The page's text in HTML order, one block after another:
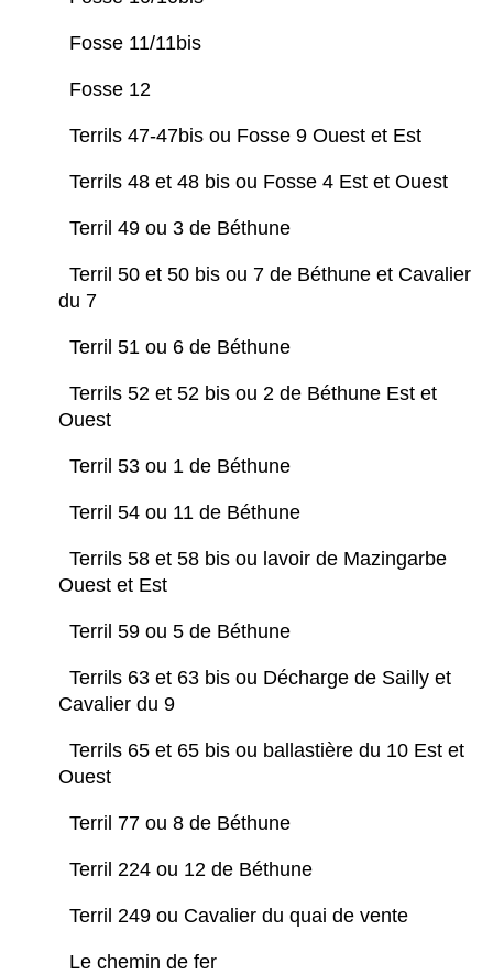
Fosse 11/11bis
Fosse 12
Terrils 47-47bis ou Fosse 9 Ouest et Est
Terrils 48 et 48 bis ou Fosse 4 Est et Ouest
Terril 49 ou 3 de Béthune
Terril 50 et 50 bis ou 7 de Béthune et Cavalier
du 7
Terril 51 ou 6 de Béthune
Terrils 52 et 52 bis ou 2 de Béthune Est et
Ouest
Terril 53 ou 1 de Béthune
Terril 54 ou 11 de Béthune
Terrils 58 et 58 bis ou lavoir de Mazingarbe
Ouest et Est
Terril 59 ou 5 de Béthune
Terrils 63 et 63 bis ou Décharge de Sailly et
Cavalier du 9
Terrils 65 et 65 bis ou ballastière du 10 Est et
Ouest
Terril 77 ou 8 de Béthune
Terril 224 ou 12 de Béthune
Terril 249 ou Cavalier du quai de vente
Le chemin de fer